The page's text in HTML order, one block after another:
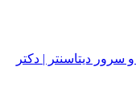
دیتاسنتر | دکتر